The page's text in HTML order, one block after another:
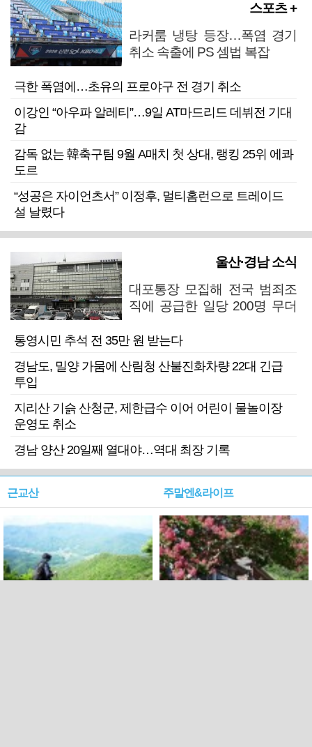
스포츠 +
라커룸 냉탕 등장…폭염 경기
취소 속출에 PS 셈법 복잡
극한 폭염에…초유의 프로야구 전 경기 취소
이강인 “아우파 알레티”…9일 AT마드리드 데뷔전 기대
감
감독 없는 韓축구팀 9월 A매치 첫 상대, 랭킹 25위 에콰
도르
“성공은 자이언츠서” 이정후, 멀티홈런으로 트레이드
설 날렸다
울산·경남 소식
대포통장 모집해 전국 범죄조
직에 공급한 일당 200명 무더
통영시민 추석 전 35만 원 받는다
경남도, 밀양 가뭄에 산림청 산불진화차량 22대 긴급
투입
지리산 기슭 산청군, 제한급수 이어 어린이 물놀이장
운영도 취소
경남 양산 20일째 열대야…역대 최장 기록
근교산 주말엔&라이프